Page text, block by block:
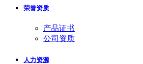
荣誉资质
产品证书
公司资质
人力资源